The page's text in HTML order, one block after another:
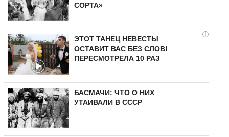
СОРТА»
i
ЭТОТ ТАНЕЦ НЕВЕСТЫ
ОСТАВИТ ВАС БЕЗ СЛОВ!
ПЕРЕСМОТРЕЛА 10 РАЗ
БАСМАЧИ: ЧТО О НИХ
УТАИВАЛИ В СССР